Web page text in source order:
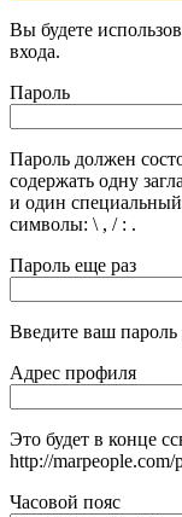
Вы будете
входа.
Пароль
Пароль должен
содержать одну
и один
символы: \ , / : .
Пароль еще раз
Введите ваш
Адрес профиля
Это будет в конце
http://
Часовой пояс